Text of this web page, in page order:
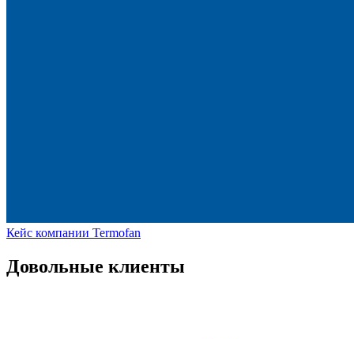
Кейс компании Termofan
Довольные клиенты